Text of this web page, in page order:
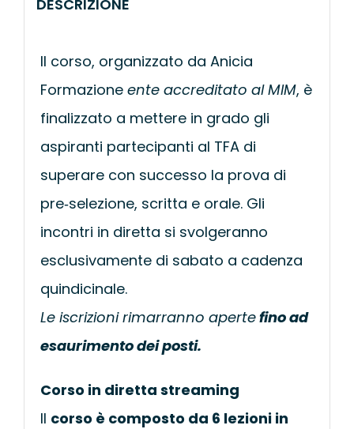
DESCRIZIONE
Il corso, organizzato da Anicia
Formazione ente accreditato al MIM, è
finalizzato a mettere in grado gli
aspiranti partecipanti al TFA di
superare con successo la prova di
pre‐selezione, scritta e orale. Gli
incontri in diretta si svolgeranno
esclusivamente di sabato a cadenza
quindicinale.
Le iscrizioni rimarranno apertefino ad
esaurimento dei posti.
Corso in diretta streaming
Il corso è composto da 6 lezioni in